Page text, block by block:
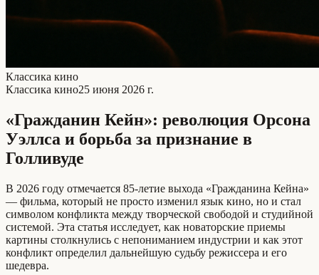
Классика кино
Классика кино25 июня 2026 г.
«Гражданин Кейн»: революция Орсона
Уэллса и борьба за признание в
Голливуде
В 2026 году отмечается 85-летие выхода «Гражданина Кейна»
— фильма, который не просто изменил язык кино, но и стал
символом конфликта между творческой свободой и студийной
системой. Эта статья исследует, как новаторские приемы
картины столкнулись с непониманием индустрии и как этот
конфликт определил дальнейшую судьбу режиссера и его
шедевра.